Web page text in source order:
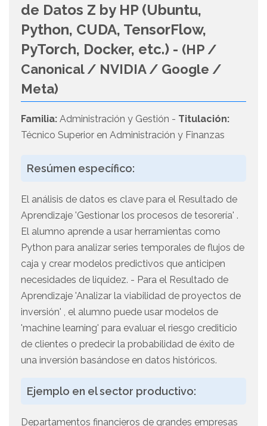
de Datos Z by HP (Ubuntu,
Python, CUDA, TensorFlow,
PyTorch, Docker, etc.) - (HP /
Canonical / NVIDIA / Google /
Meta)
Familia: Administración y Gestión - Titulación:
Técnico Superior en Administración y Finanzas
Resúmen específico:
El análisis de datos es clave para el Resultado de
Aprendizaje 'Gestionar los procesos de tesorería' .
El alumno aprende a usar herramientas como
Python para analizar series temporales de flujos de
caja y crear modelos predictivos que anticipen
necesidades de liquidez. - Para el Resultado de
Aprendizaje 'Analizar la viabilidad de proyectos de
inversión' , el alumno puede usar modelos de
'machine learning' para evaluar el riesgo crediticio
de clientes o predecir la probabilidad de éxito de
una inversión basándose en datos históricos.
Ejemplo en el sector productivo:
Departamentos financieros de grandes empresas